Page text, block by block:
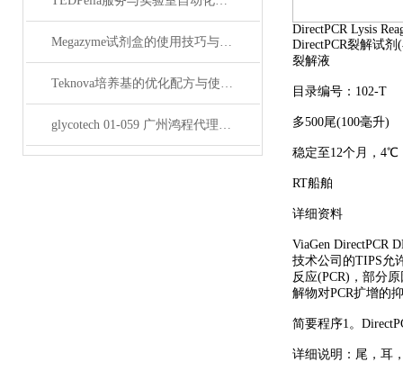
Megazyme试剂盒的使用技巧与实验优化方法
Teknova培养基的优化配方与使用技巧
glycotech 01-059 广州鸿程代理：开启糖生物学研究新征程
DirectPCR Lysis
DirectPCR裂解试剂
裂解液
目录编号：102-T
多500尾(100毫升)
稳定至12个月，4℃
RT船舶
详细资料
ViaGen DirectPCR
技术公司的TIPS允
反应(PCR)，部分
解物对PCR扩增的
简要程序1。
详细说明：尾，耳